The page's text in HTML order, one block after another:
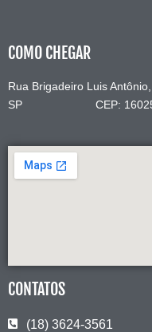
COMO CHEGAR
Rua Brigadeiro Luis
SP CEP: 16025-
CONTATOS
(18) 3624-3561